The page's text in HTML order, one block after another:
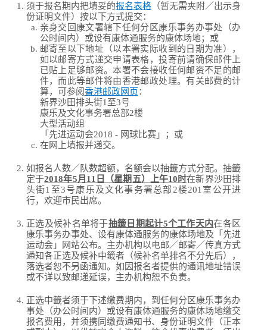
须于报名期内把填妥的报名表格 （暂无需夹附／出示身
份证明文件）按以下方式提交：
亲身交回康文署辖下任何分区康乐事务办事处（办
公时间内）或设有康体通服务的康体场地；或
邮寄至以下地址（以本署实际收到的日期为准），
如以邮寄方式递交申请表格，投寄前请确保邮件上
已贴上足够邮资。本署不会接收任何邮资不足的邮
件，而此等邮件将由香港邮政处理。有关邮费的计
算，可参阅香港邮政网页：
新界沙田排头街1至3号
康乐及文化事务署总部2楼
大型活动组
「先进运动会2018 - 网球比赛」；或
在网上填报并递交。
如报名人数／队数超额，名额会以抽籤方式分配。抽籤
定于2018年5月11日（星期五）上午10时在新界沙田排
头街1至3号康乐及文化事务署总部2楼201室公开进
行，欢迎市民出席。
正选及候补名单将于抽籤日期起计5个工作天内在各区
康乐事务办事处、设有康体通服务的康体场地及「先进
运动会」网站公布。主办机构以电邮／邮寄／传真方式
通知各正选及候补中籤者（候补名单排名不分先后），
落选者恕不另函通知。如因报名者提供的通讯地址错误
或不详以致邮递延误，主办机构恕不负责。
正选中籤者须于下述缴费期内，到任何分区康乐事务办
事处（办公时间内）或设有康体通服务的康体场地缴交
报名费用，并须携同缴费通知书、身份证明文件（正本